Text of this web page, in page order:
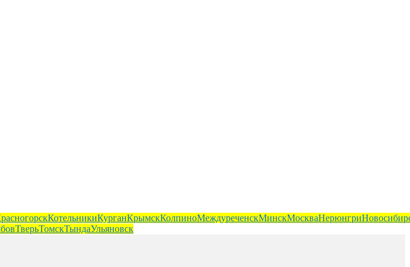
КотельникиКурганКрымскКолпиноМеждуреченскМинскМоскваНерюнгри
ТверьТомскТындаУльяновск